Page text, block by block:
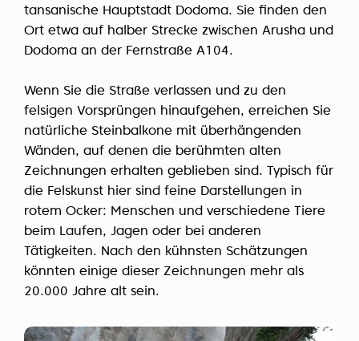
tansanische Hauptstadt Dodoma. Sie finden den
Ort etwa auf halber Strecke zwischen Arusha und
Dodoma an der Fernstraße A104.
Wenn Sie die Straße verlassen und zu den
felsigen Vorsprüngen hinaufgehen, erreichen Sie
natürliche Steinbalkone mit überhängenden
Wänden, auf denen die berühmten alten
Zeichnungen erhalten geblieben sind. Typisch für
die Felskunst hier sind feine Darstellungen in
rotem Ocker: Menschen und verschiedene Tiere
beim Laufen, Jagen oder bei anderen
Tätigkeiten. Nach den kühnsten Schätzungen
könnten einige dieser Zeichnungen mehr als
20.000 Jahre alt sein.